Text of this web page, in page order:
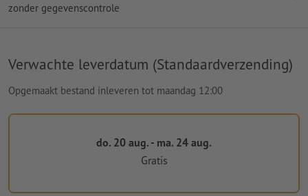
zonder gegevenscontrole
Verwachte leverdatum (Standaardverzending)
Opgemaakt bestand inleveren tot maandag 12:00
do. 20 aug. - ma. 24 aug.
Gratis